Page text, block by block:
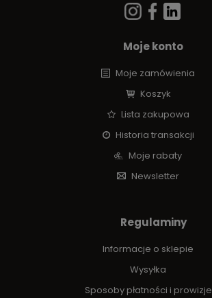
Moje konto
Moje zamówienia
Koszyk
Lista zakupowa
Historia transakcji
Moje rabaty
Newsletter
Regulaminy
Informacje o sklepie
Wysyłka
Sposoby płatności i prowizje